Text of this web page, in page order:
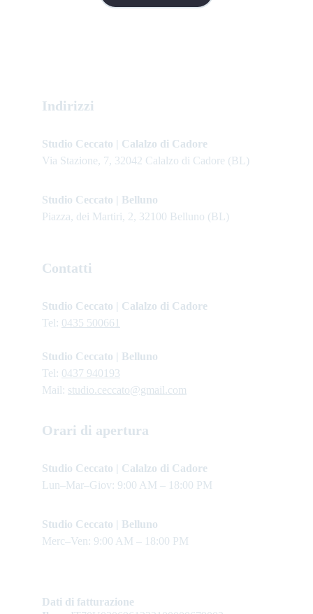
Indirizzi
Studio Ceccato | Calalzo di Cadore
Via Stazione, 7, 32042 Calalzo di Cadore (BL)
Studio Ceccato | Belluno
Piazza, dei Martiri, 2, 32100 Belluno (BL)
Contatti
Studio Ceccato | Calalzo di Cadore
Tel: 0435 500661
Studio Ceccato | Belluno
Tel: 0437 940193
Mail: studio.ceccato@gmail.com
Orari di apertura
Studio Ceccato | Calalzo di Cadore
Lun–Mar–Giov: 9:00 AM – 18:00 PM
Studio Ceccato | Belluno
Merc–Ven: 9:00 AM – 18:00 PM
Dati di fatturazione